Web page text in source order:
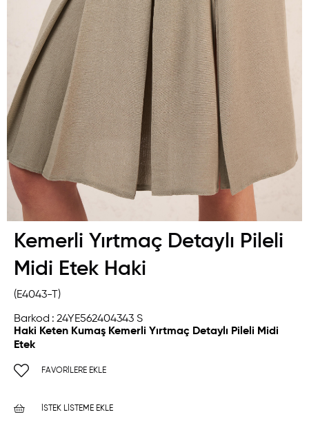
Kemerli Yırtmaç Detaylı Pileli
Midi Etek Haki
(E4043-T)
Barkod : 24YE562404343 S
Haki Keten Kumaş Kemerli Yırtmaç Detaylı Pileli Midi
Etek
FAVORILERE EKLE
İSTEK LISTEME EKLE